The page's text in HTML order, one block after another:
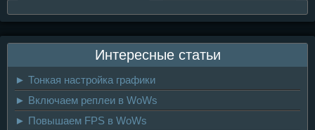
Интересные статьи
► Тонкая настройка графики
► Включаем реплеи в WoWs
► Повышаем FPS в WoWs